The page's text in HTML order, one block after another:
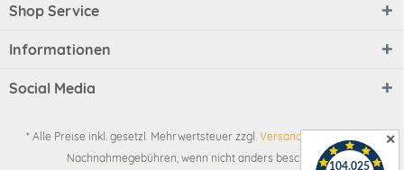
✕
Shop Service
Informationen
Social Media
* Alle Preise inkl. gesetzl. Mehrwertsteuer zzgl. Versandkosten
Nachnahmegebühren, wenn nicht anders beschrieben